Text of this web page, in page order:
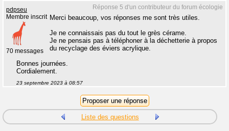
Réponse 5 d'un contributeur du forum écologie
pdpseu
Membre inscrit
70 messages
Merci beaucoup, vos réponses me sont très utiles.
Je ne connaissais pas du tout le grès cérame.
Je ne pensais pas à téléphoner à la déchetterie à propos
du recyclage des éviers acrylique.
Bonnes journées.
Cordialement.
23 septembre 2023 à 08:57
Liste des questions